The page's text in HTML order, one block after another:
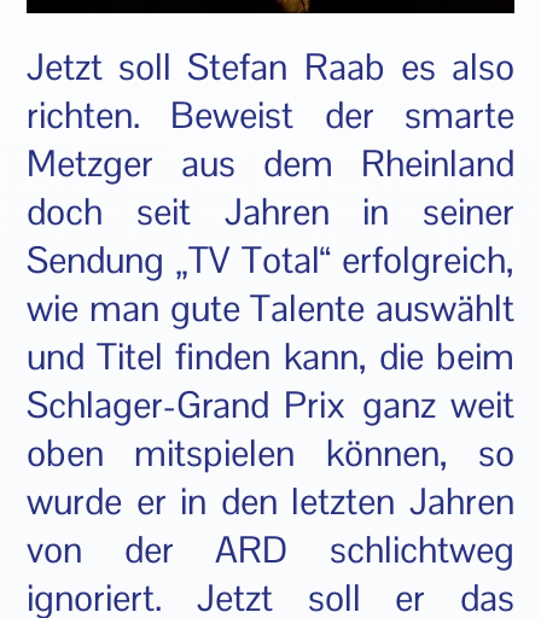
Jetzt soll Stefan Raab es also
richten. Beweist der smarte
Metzger aus dem Rheinland
doch seit Jahren in seiner
Sendung „TV Total“ erfolgreich,
wie man gute Talente auswählt
und Titel finden kann, die beim
Schlager-Grand Prix ganz weit
oben mitspielen können, so
wurde er in den letzten Jahren
von der ARD schlichtweg
ignoriert. Jetzt soll er das